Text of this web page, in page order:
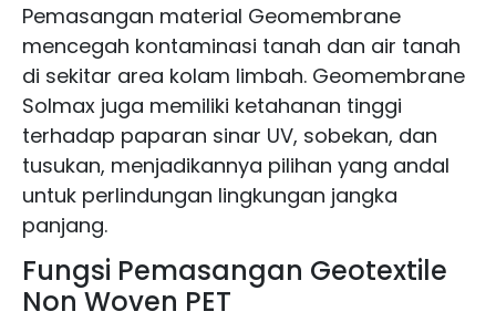
Pemasangan material Geomembrane
mencegah kontaminasi tanah dan air tanah
di sekitar area kolam limbah. Geomembrane
Solmax juga memiliki ketahanan tinggi
terhadap paparan sinar UV, sobekan, dan
tusukan, menjadikannya pilihan yang andal
untuk perlindungan lingkungan jangka
panjang.
Fungsi Pemasangan Geotextile
Non Woven PET